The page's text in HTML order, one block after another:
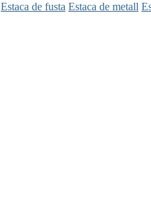
Estaca de fusta Estaca de metall